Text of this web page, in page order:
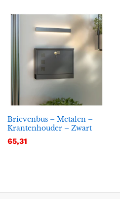
Brievenbus – Metalen –
Krantenhouder – Zwart
65,31